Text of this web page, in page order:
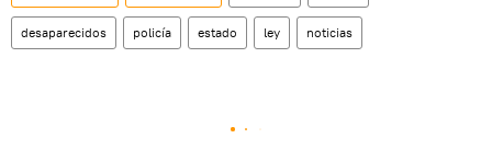
desaparecidos policía estado ley noticias